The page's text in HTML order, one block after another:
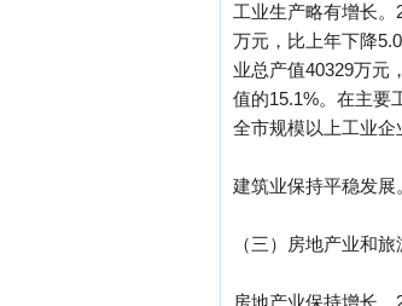
工业生产略有增长
万元，比上年下降
业总产值40329万元
值的15.1%。在主要
全市规模以上工业企
建筑业保持平稳发展
（三）房地产业和旅
房地产业保持增长